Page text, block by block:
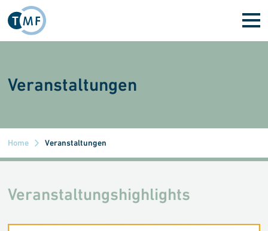
Direkt zum Inhalt
Veranstaltungen
Home Veranstaltungen
Veranstaltungshighlights